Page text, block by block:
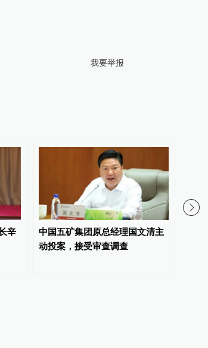
我要举报
辛
中国五矿集团原总经理国文清主
动投案，接受审查调查